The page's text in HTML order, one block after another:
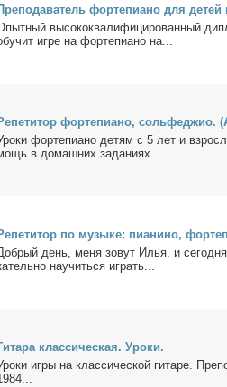
фор­те­пи­а­но для
вы­со­ко­ква­ли­фи­ци­ро­ван­ный
иг­ре на фор­те­пи­а­но на...
фор­те­пи­а­но, соль­феджио.
фор­те­пи­а­но де­тям с 5 лет и
в до­маш­них за­да­ни­ях....
по му­зы­ке: пи­а­ни­но,
день, ме­ня зо­вут Илья, и
на­учить­ся иг­рать...
клас­си­че­ская. Уро­ки.
иг­ры на клас­си­че­ской ги­та­ре.